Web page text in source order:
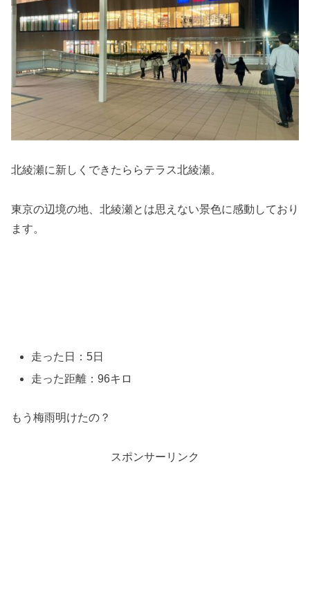
北綾瀬に新しくできたららテラス北綾瀬。
東京の辺境の地、北綾瀬とは思えない景色に感動しており
ます。
走った日：5日
走った距離：96キロ
もう梅雨明けたの？
スポンサーリンク